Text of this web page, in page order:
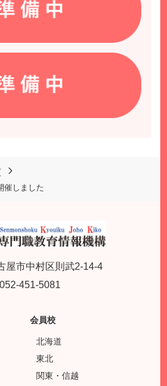
催しました
屋市中村区則武2-14-4
052-451-5081
会員校
北海道
東北
関東・信越